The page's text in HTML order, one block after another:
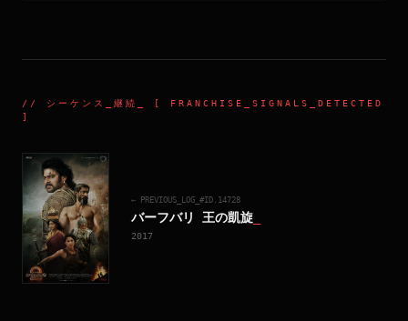
// シーケンス_継続
_ [ FRANCHISE_SIGNALS_DETECTED
]
← PREVIOUS_LOG_#ID. 14728
バーフバリ 王の凱旋
2017